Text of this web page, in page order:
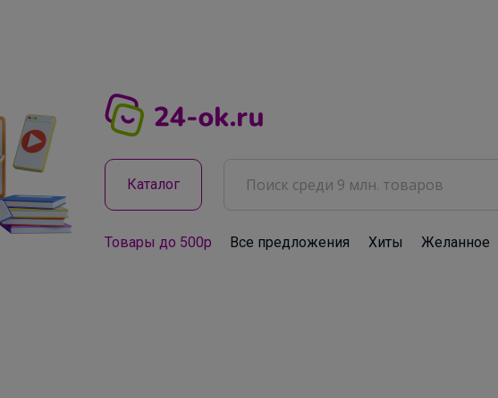
Каталог
Товары до 500р Все предложения Хиты Желанное